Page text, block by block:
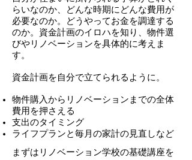
らいなのか、どんな時期にどんな費用が
必要なのか。
どうやってお金を調達する
のか。 資金計画のイロハを知り、物件選
びやリノベーションを具体的に考えま
す。
資金計画を自分で立てられるように。
物件購入からリノベーションまでの全体
費用を押さえる
支出のタイミング
ライフプランと毎月の家計の見直しなど
まずはリノベーション学校の基礎講座を